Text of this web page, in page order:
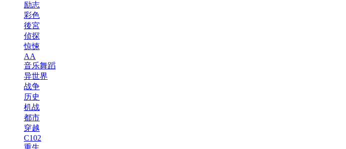
励志
彩色
後宮
侦探
惊悚
AA
音乐舞蹈
异世界
战争
历史
机战
都市
穿越
C102
重生